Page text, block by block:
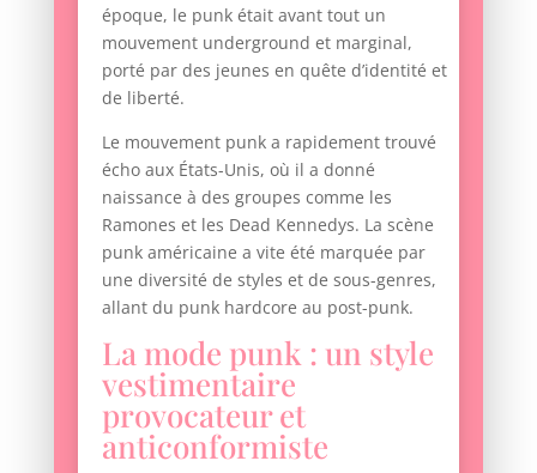
époque, le punk était avant tout un
mouvement underground et marginal,
porté par des jeunes en quête d’identité et
de liberté.
Le mouvement punk a rapidement trouvé
écho aux États-Unis, où il a donné
naissance à des groupes comme les
Ramones et les Dead Kennedys. La scène
punk américaine a vite été marquée par
une diversité de styles et de sous-genres,
allant du punk hardcore au post-punk.
La mode punk : un style
vestimentaire
provocateur et
anticonformiste